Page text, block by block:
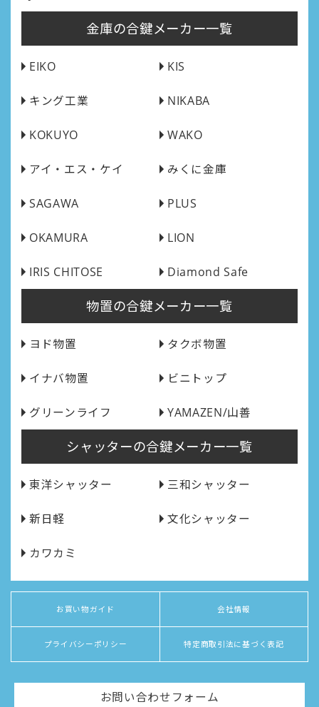
金庫の合鍵メーカー一覧
EIKO KIS
キング工業 NIKABA
KOKUYO WAKO
アイ・エス・ケイ みくに金庫
SAGAWA PLUS
OKAMURA LION
IRIS CHITOSE Diamond Safe
物置の合鍵メーカー一覧
ヨド物置 タクボ物置
イナバ物置 ビニトップ
グリーンライフ YAMAZEN/山善
シャッターの合鍵メーカー一覧
東洋シャッター 三和シャッター
新日軽 文化シャッター
カワカミ
お買い物ガイド 会社情報
プライバシーポリシー 特定商取引法に基づく表記
お問い合わせフォーム